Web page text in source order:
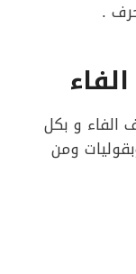
.
الفاء و بكل
ومن